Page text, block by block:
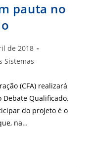
pauta no
de 2018
Sistemas
(CFA) realizará
Debate Qualificado.
do projeto é o
na…